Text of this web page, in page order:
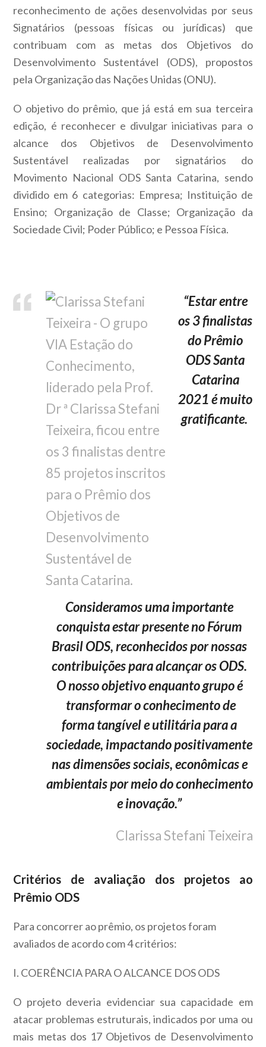
reconhecimento de ações desenvolvidas por seus
Signatários (pessoas físicas ou jurídicas) que
contribuam com as metas dos Objetivos do
Desenvolvimento Sustentável (ODS), propostos
pela Organização das Nações Unidas (ONU).
O objetivo do prêmio, que já está em sua terceira
edição, é reconhecer e divulgar iniciativas para o
alcance dos Objetivos de Desenvolvimento
Sustentável realizadas por signatários do
Movimento Nacional ODS Santa Catarina, sendo
dividido em 6 categorias: Empresa; Instituição de
Ensino; Organização de Classe; Organização da
Sociedade Civil; Poder Público; e Pessoa Física.
“Estar entre
os 3 finalistas
do Prêmio
ODS Santa
Catarina
2021 é muito
gratificante.
Consideramos uma importante
conquista estar presente no Fórum
Brasil ODS, reconhecidos por nossas
contribuições para alcançar os ODS.
O nosso objetivo enquanto grupo é
transformar o conhecimento de
forma tangível e utilitária para a
sociedade, impactando positivamente
nas dimensões sociais, econômicas e
ambientais por meio do conhecimento
e inovação.”
Clarissa Stefani Teixeira
Critérios de avaliação dos projetos ao
Prêmio ODS
Para concorrer ao prêmio, os projetos foram
avaliados de acordo com 4 critérios:
I. COERÊNCIA PARA O ALCANCE DOS ODS
O projeto deveria evidenciar sua capacidade em
atacar problemas estruturais, indicados por uma ou
mais metas dos 17 Objetivos de Desenvolvimento